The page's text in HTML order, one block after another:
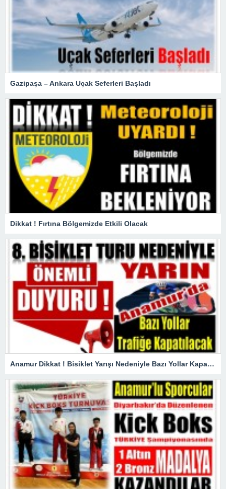
Gazipaşa – Ankara Uçak Seferleri Başladı
Dikkat ! Fırtına Bölgemizde Etkili Olacak
Anamur Dikkat ! Bisiklet Yarışı Nedeniyle Bazı Yollar Kapanacak